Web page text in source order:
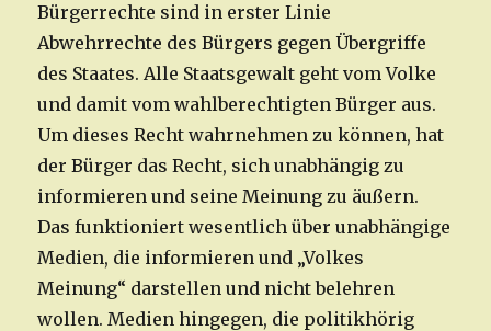
Bürgerrechte sind in erster Linie
Abwehrrechte des Bürgers gegen Übergriffe
des Staates. Alle Staatsgewalt geht vom Volke
und damit vom wahlberechtigten Bürger aus.
Um dieses Recht wahrnehmen zu können, hat
der Bürger das Recht, sich unabhängig zu
informieren und seine Meinung zu äußern.
Das funktioniert wesentlich über unabhängige
Medien, die informieren und „Volkes
Meinung“ darstellen und nicht belehren
wollen. Medien hingegen, die politikhörig